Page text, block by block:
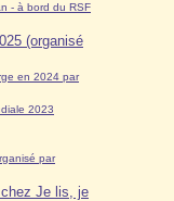
- à bord du RSF
(organisé
en 2024 par
2023
par
Je lis, je